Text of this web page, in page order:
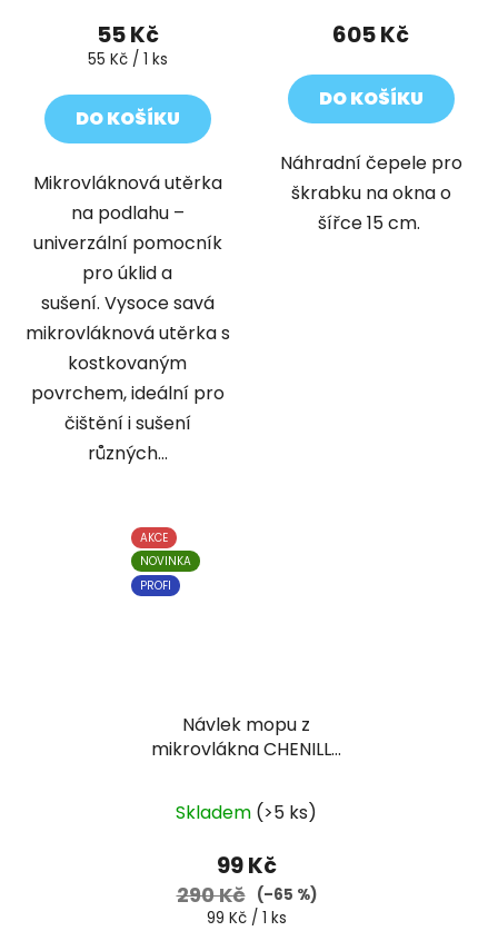
55 Kč
Měrná
55 Kč / 1 ks
DO KOŠÍKU
Mikrovláknová utěrka
na podlahu –
univerzální pomocník
pro úklid a
sušení. Vysoce savá
mikrovláknová utěrka s
kostkovaným
povrchem, ideální pro
čištění i sušení
různých...
605 Kč
DO KOŠÍKU
Náhradní čepele pro
škrabku na okna o
šířce 15 cm.
AKCE
NOVINKA
PROFI
Návlek mopu z
mikrovlákna CHENILLE
Skladem (>5 ks)
99 Kč
290 Kč
(–65 %)
Měrná
99 Kč / 1 ks